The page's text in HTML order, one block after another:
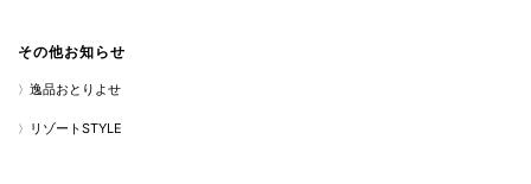
その他お知らせ
逸品おとりよせ
リゾートSTYLE